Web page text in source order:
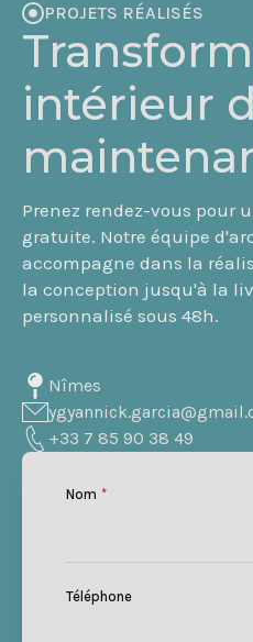
PROJETS RÉALISÉS
intérieur
Prenez rendez-vous pour
gratuite. Notre équipe
accompagne dans la
la conception jusqu'à la
personnalisé sous 48h.
Nîmes
+33 7 85 90 38 49
Nom *
Téléphone